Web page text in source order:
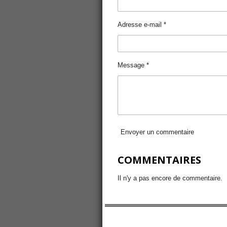
Adresse e-mail *
Message *
Envoyer un commentaire
COMMENTAIRES
Il n'y a pas encore de commentaire.